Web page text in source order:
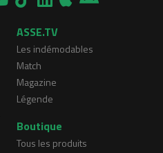
ASSE.TV
Les indémodables
Match
Magazine
Légende
Boutique
Tous les produits